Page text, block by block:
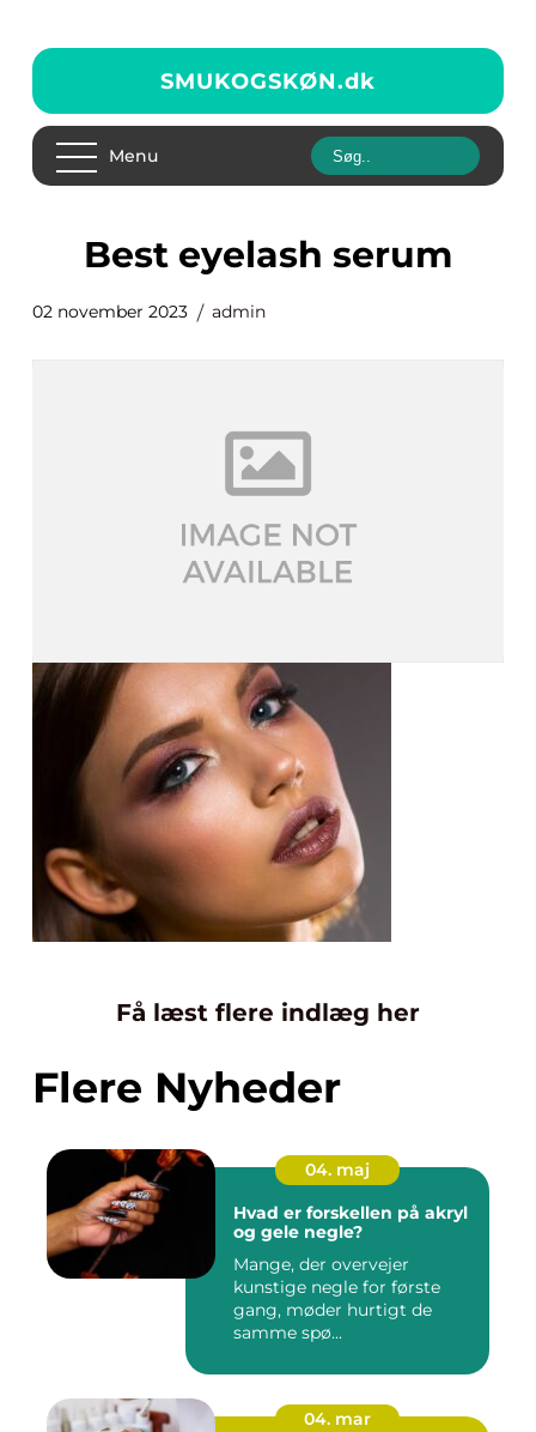
SMUKOGSKØN.dk
Menu
best eyelash serum
02 november 2023 admin
Få læst flere indlæg her
Flere Nyheder
04. maj
Hvad er forskellen på akryl
og gele negle?
Mange, der overvejer
kunstige negle for første
gang, møder hurtigt de
samme spø...
04. mar